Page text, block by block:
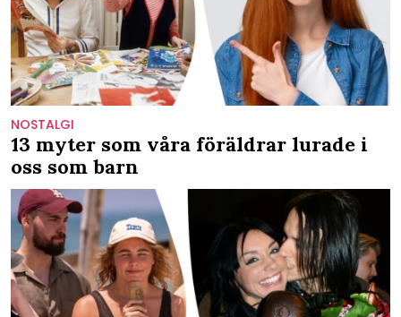
NOSTALGI
13 myter som våra föräldrar lurade i
oss som barn